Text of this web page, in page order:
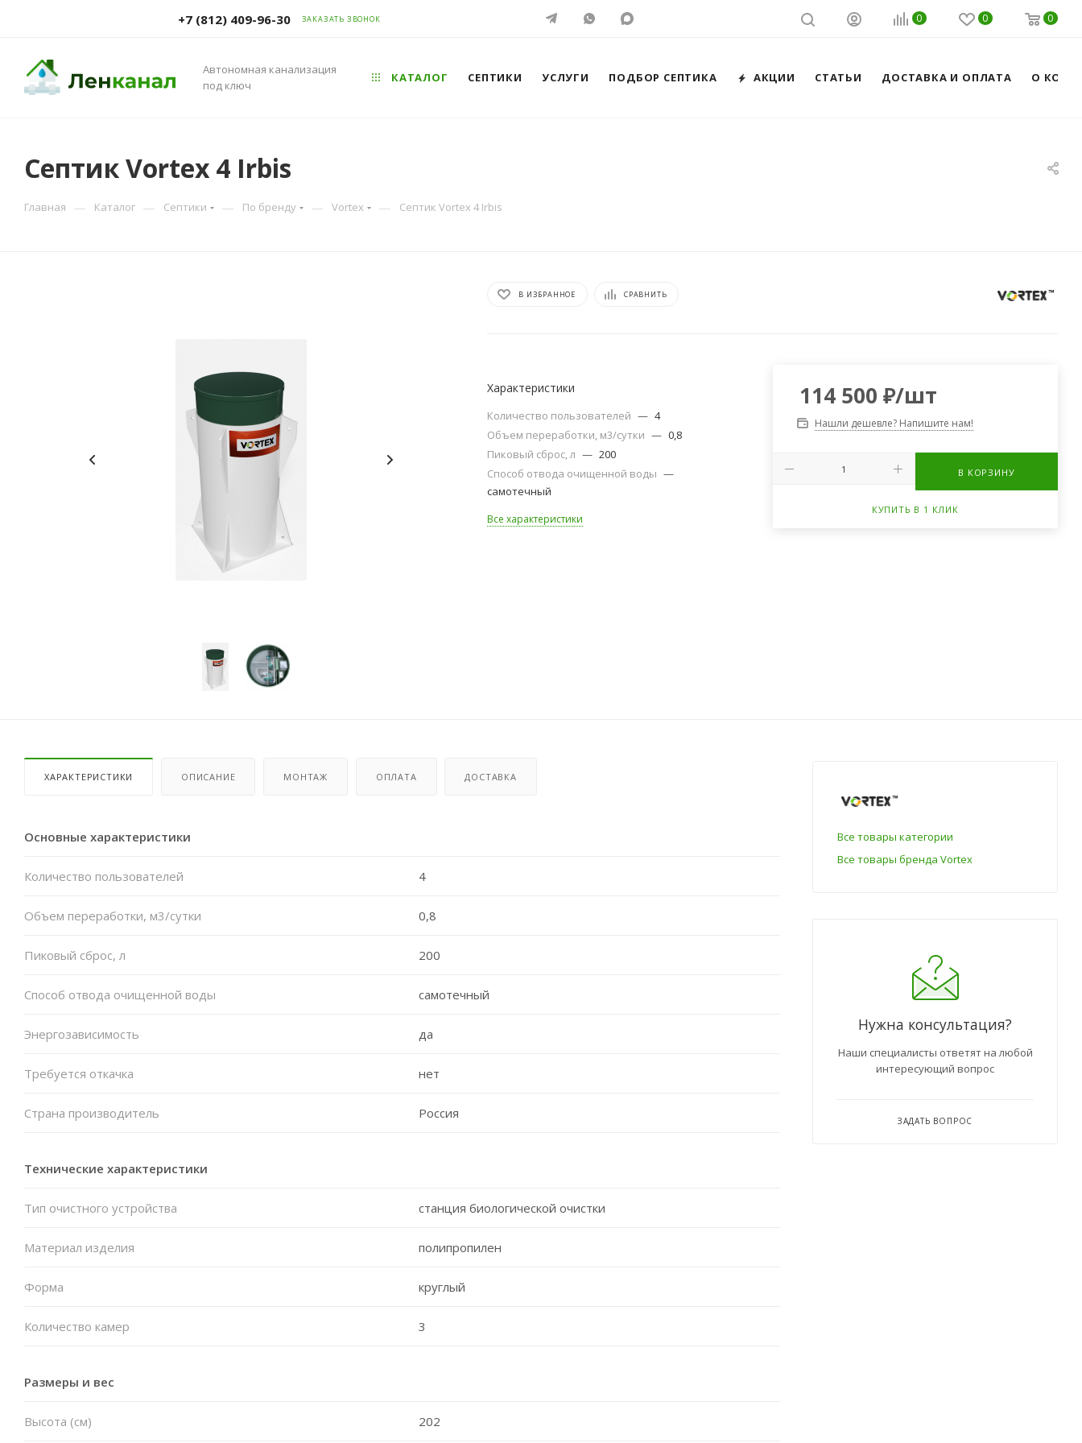
+7 (812) 409-96-30 ЗАКАЗАТЬ ЗВОНОК 0 0 0
Автономная канализация
под ключ
КАТАЛОГ СЕПТИКИ УСЛУГИ ПОДБОР СЕПТИКА АКЦИИ СТАТЬИ ДОСТАВКА И ОПЛАТА О
Септик Vortex 4 Irbis
Главная — Каталог — Септики — По бренду — Vortex — Септик Vortex 4 Irbis
В ИЗБРАННОЕ СРАВНИТЬ
Характеристики
Количество пользователей — 4
Объем переработки, м3/сутки — 0,8
Пиковый сброс, л — 200
Способ отвода очищенной воды —
самотечный
Все характеристики
114 500 ₽/шт
Нашли дешевле? Напишите нам!
В КОРЗИНУ
КУПИТЬ В 1 КЛИК
ХАРАКТЕРИСТИКИ ОПИСАНИЕ МОНТАЖ ОПЛАТА ДОСТАВКА
Основные характеристики
Количество пользователей 4
Объем переработки, м3/сутки 0,8
Пиковый сброс, л 200
Способ отвода очищенной воды самотечный
Энергозависимость да
Требуется откачка нет
Страна производитель Россия
Технические характеристики
Тип очистного устройства станция биологической очистки
Материал изделия полипропилен
Форма круглый
Количество камер 3
Размеры и вес
Высота (см) 202
Все товары категории
Все товары бренда Vortex
Нужна консультация?
Наши специалисты ответят на любой
интересующий вопрос
ЗАДАТЬ ВОПРОС